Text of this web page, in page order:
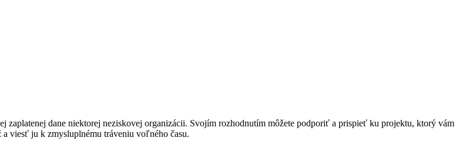
zaplatenej dane niektorej neziskovej organizácii. Svojím rozhodnutím môžete podporiť a prispieť ku projektu, ktorý vám
viesť ju k zmysluplnému tráveniu voľného času.